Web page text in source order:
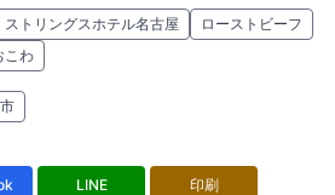
ストリングスホテル名古屋
ローストビーフ
こわ
LINE 印刷